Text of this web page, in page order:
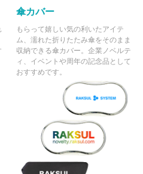
傘カバー
もらって嬉しい気の利いたアイテ
ム、濡れた折りたたみ傘をそのまま
収納できる傘カバー。企業ノベルテ
ィ、イベントや周年の記念品として
おすすめです。